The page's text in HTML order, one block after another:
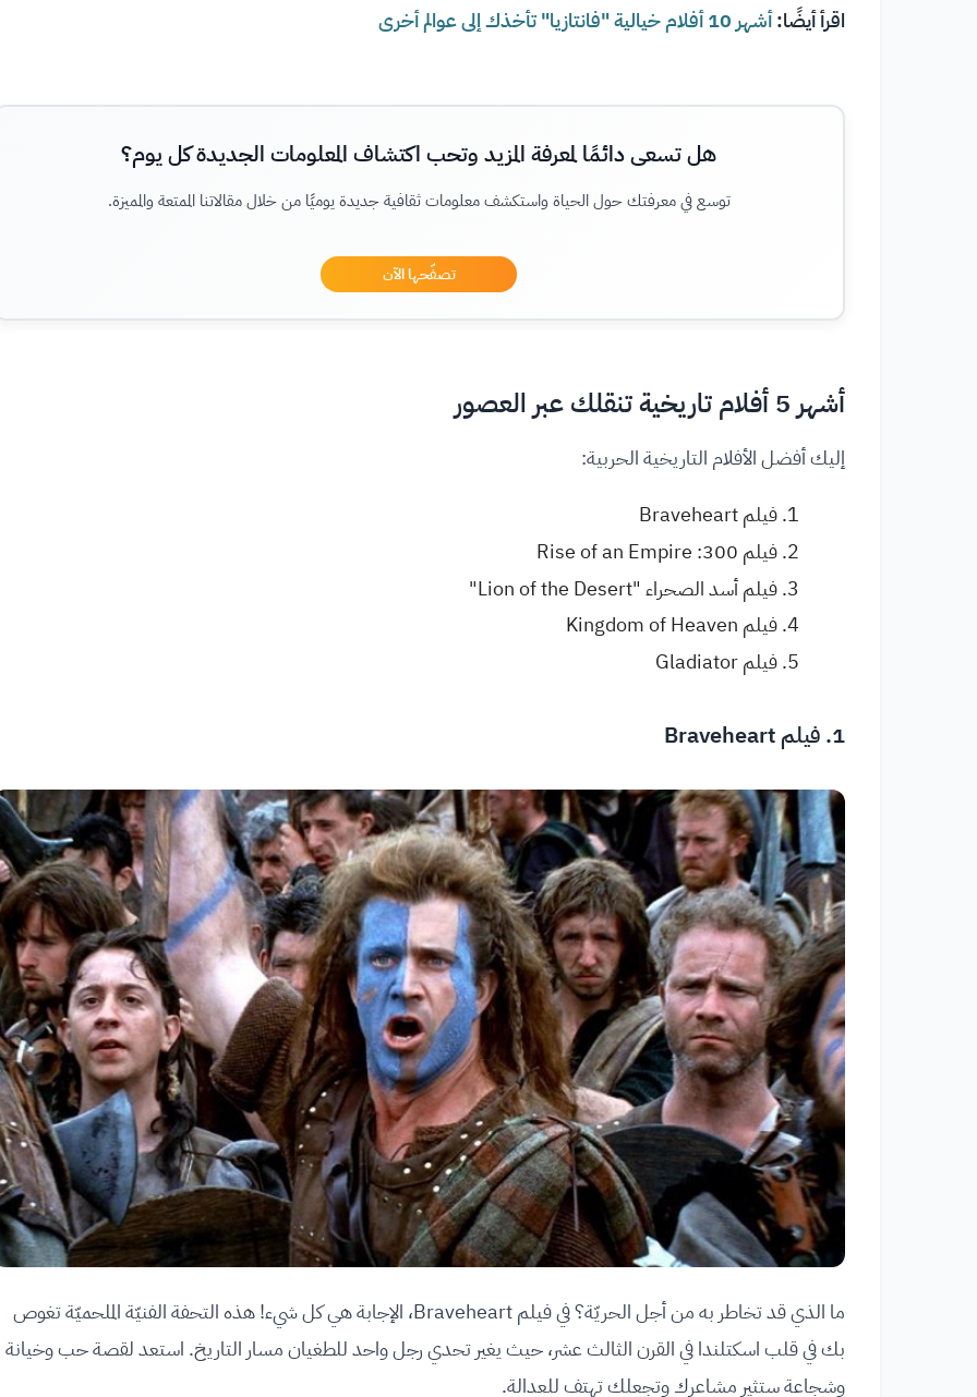
اقرأ أيضًا:أشهر 10 أفلام خيالية "فانتازيا" تأخذك إلى عوالم أخرى
هل تسعى دائمًا لمعرفة المزيد وتحب اكتشاف المعلومات الجديدة كل يوم؟
توسع في معرفتك حول الحياة واستكشف معلومات ثقافية جديدة يوميًا من خلال مقالاتنا الممتعة والمميزة.
تصفّحها الآن
أشهر 5 أفلام تاريخية تنقلك عبر العصور
إليك أفضل الأفلام التاريخية الحربية:
فيلم Braveheart
فيلم 300: Rise of an Empire
فيلم أسد الصحراء "Lion of the Desert"
فيلم Kingdom of Heaven
فيلم Gladiator
1. فيلم Braveheart
ما الذي قد تخاطر به من أجل الحريّة؟ في فيلم Braveheart، الإجابة هي كل شيء! هذه التحفة الفنيّة الملحميّة تغوص
بك في قلب اسكتلندا في القرن الثالث عشر، حيث يغير تحدي رجل واحد للطغيان مسار التاريخ. استعد لقصة حب وخيانة
وشجاعة ستثير مشاعرك وتجعلك تهتف للعدالة.